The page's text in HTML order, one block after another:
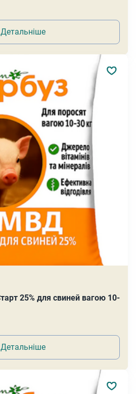
Детальніше
25% для свиней вагою 10-
Детальніше